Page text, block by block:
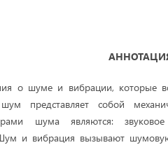
о шуме и вибрации, которые
представляет собой
шума являются: звуковое
Шум и вибрация вызывают